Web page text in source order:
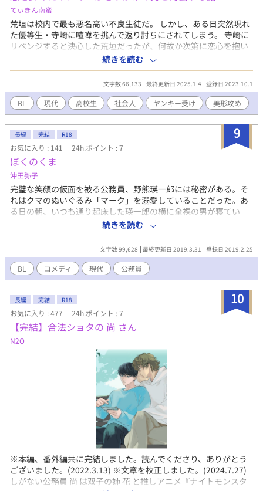
てぃきん南蛮
荒垣は校内で最も悪名高い不良生徒だ。 しかし、ある日突然現れ
た優等生・寺崎に喧嘩を挑んで返り討ちにされてしまう。 寺崎に
リベンジすると決心した荒垣だったが、何故か次第に恋心を抱い
てしまい── 8年後。 社会人となった荒垣は偶然行き倒れていた
美形を拾ってしまう。 その人物は、かつて恋心を抱いた寺崎本人
だった。 冷淡な優等生×バカなヤンキー からの 過労気味国家公
務員×家庭系土木作業員
続きを読む
文字数 66,133 最終更新日 2025.1.4 登録日 2023.10.1
BL 現代 高校生 社会人 ヤンキー受け 美形攻め
9
長編 完結 R18
お気に入り : 141 24h.ポイント : 7
ぼくのくま
沖田弥子
完璧な笑顔の仮面を被る公務員、野熊瑛一郎には秘密がある。そ
れはクマのぬいぐるみ「マーク」を溺愛していることだった。あ
る日の朝、いつも通り起床した瑛一郎の横に全裸の男が寝てい
た。彼は「俺は瑛一郎さんのマークだよ」と名乗るが、人間不信
でぬいぐるみのマークが世界のすべてである瑛一郎は信じようと
しない。愛嬌のあるマーク（人間）に世話を焼き、成り行きで彼
との同居生活を始めるが……。◆第17回角川ルビー小説大賞・最
終選考作品。本文は投稿時より若干の加筆修正を加えています。
続きを読む
文字数 99,628 最終更新日 2019.3.31 登録日 2019.2.25
BL コメディ 現代 公務員
10
長編 完結 R18
お気に入り : 477 24h.ポイント : 7
【完結】合法ショタの 尚 さん
N2O
※本編、番外編共に完結しました。読んでくださり、ありがとう
ございました。(2022.3.13) ※文章を校正しました。(2024.7.27)
しがない公務員 尚 は双子の姉 花 と推しアニメ『ナイトモンスタ